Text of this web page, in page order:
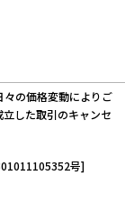
の価格変動によりご
した取引のキャンセ
号]